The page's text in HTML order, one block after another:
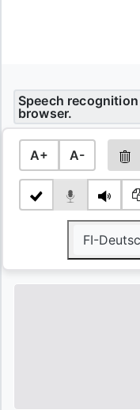
Speech
browser.
A+ A-